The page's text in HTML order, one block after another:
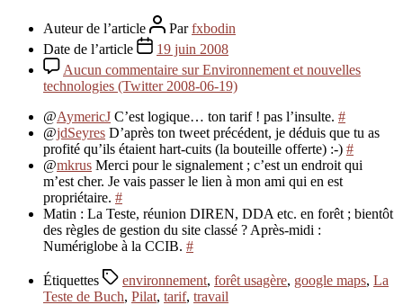
Auteur de l’article Parfxbodin
Date de l’article
19 juin 2008
Aucun commentaire sur Environnement et nouvelles
technologies (Twitter 2008-06-19)
@AymericJ C’est logique… ton tarif ! pas l’insulte. #
@jdSeyres D’après ton tweet précédent, je déduis que tu as
profité qu’ils étaient hart-cuits (la bouteille offerte) :-) #
@mkrus Merci pour le signalement ; c’est un endroit qui
m’est cher. Je vais passer le lien à mon ami qui en est
propriétaire. #
Matin : La Teste, réunion DIREN, DDA etc. en forêt ; bientôt
des règles de gestion du site classé ? Après-midi :
Numériglobe à la CCIB. #
Étiquettes environnement, forêt usagère, google maps, La
Teste de Buch, Pilat, tarif, travail